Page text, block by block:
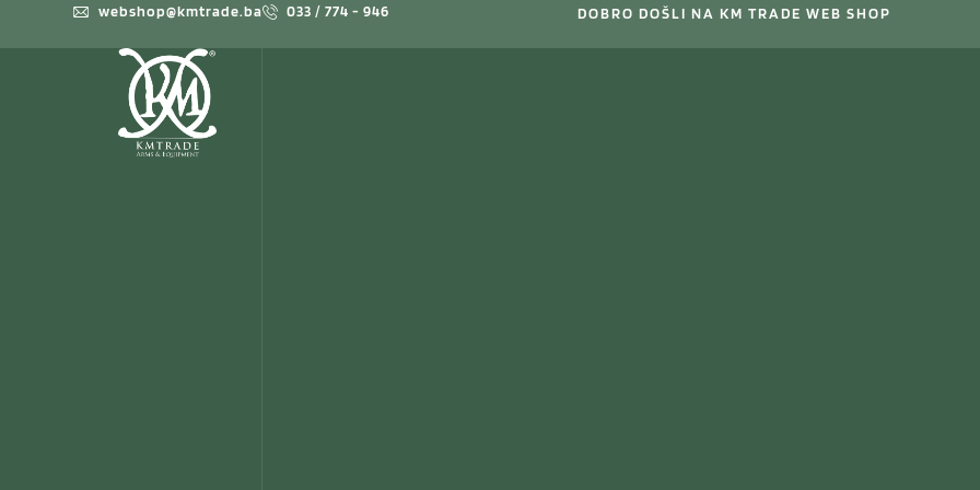
webshop@kmtrade.ba 033 / 774 - 946 DOBRO DOŠLI NA KM TRADE WEB SHOP